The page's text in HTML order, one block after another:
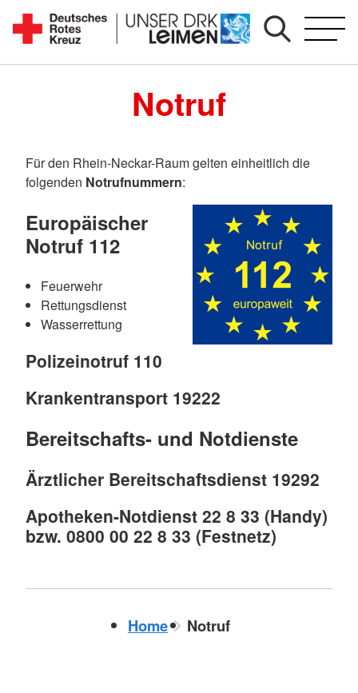
Zum
Inhalt
springen
1892
Notruf
Für den Rhein-Neckar-Raum gelten einheitlich die
folgenden Notrufnummern:
Europäischer
Notruf 112
Feuerwehr
Rettungsdienst
Wasserrettung
Polizeinotruf 110
Krankentransport 19222
Bereitschafts- und Notdienste
Ärztlicher Bereitschaftsdienst 19292
Apotheken-Notdienst 22 8 33 (Handy)
bzw. 0800 00 22 8 33 (Festnetz)
Home Notruf